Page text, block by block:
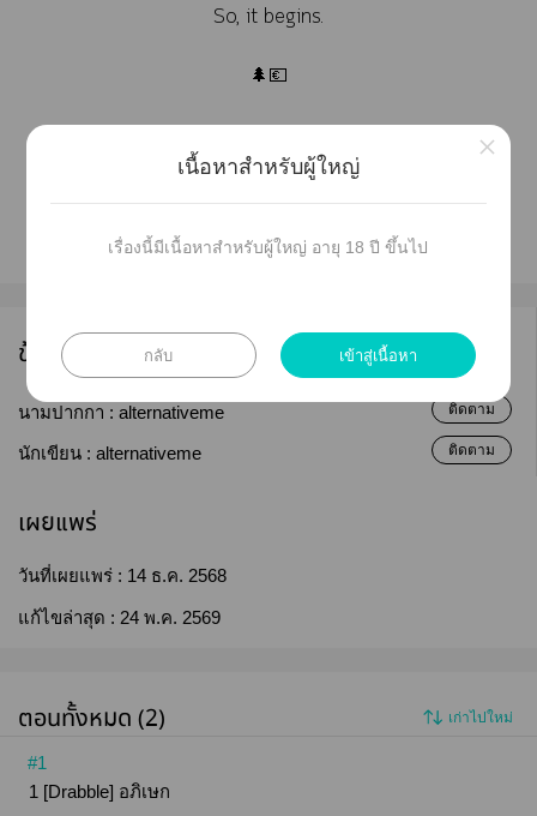
So, it begins.
🌲💶
&
ข้อมูลนักเขียน
นามปากกา : alternativeme ติดตาม
นักเขียน : alternativeme ติดตาม
เผยแพร่
วันที่เผยแพร่ : 14 ธ.ค. 2568
แก้ไขล่าสุด : 24 พ.ค. 2569
ตอนทั้งหมด (2) เก่าไปใหม่
#1
1 [Drabble] อภิเษก
เนื้อหาสำหรับผู้ใหญ่
เรื่องนี้มีเนื้อหาสำหรับผู้ใหญ่ อายุ 18 ปี ขึ้นไป
กลับ เข้าสู่เนื้อหา
×